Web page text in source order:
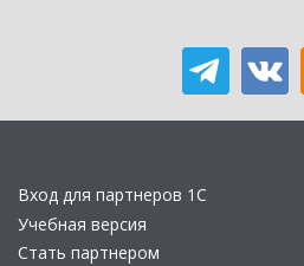
Вход для партнеров 1С
Учебная версия
Стать партнером